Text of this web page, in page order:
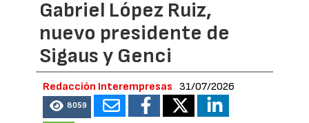
Gabriel López Ruiz,
nuevo presidente de
Sigaus y Genci
Redacción Interempresas 31/07/2026
8059